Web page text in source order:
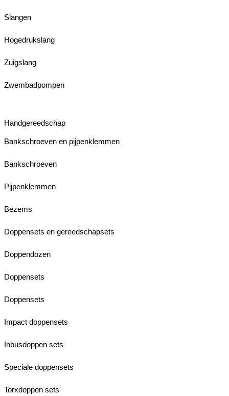
Slangen
Hogedrukslang
Zuigslang
Zwembadpompen
Handgereedschap
Bankschroeven en pijpenklemmen
Bankschroeven
Pijpenklemmen
Bezems
Doppensets en gereedschapsets
Doppendozen
Doppensets
Doppensets
Impact doppensets
Inbusdoppen sets
Speciale doppensets
Torxdoppen sets